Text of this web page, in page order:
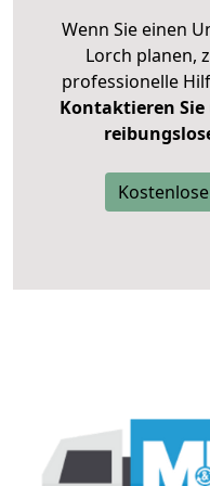
Wenn Sie einen
Lorch planen,
professionelle
Kontaktieren